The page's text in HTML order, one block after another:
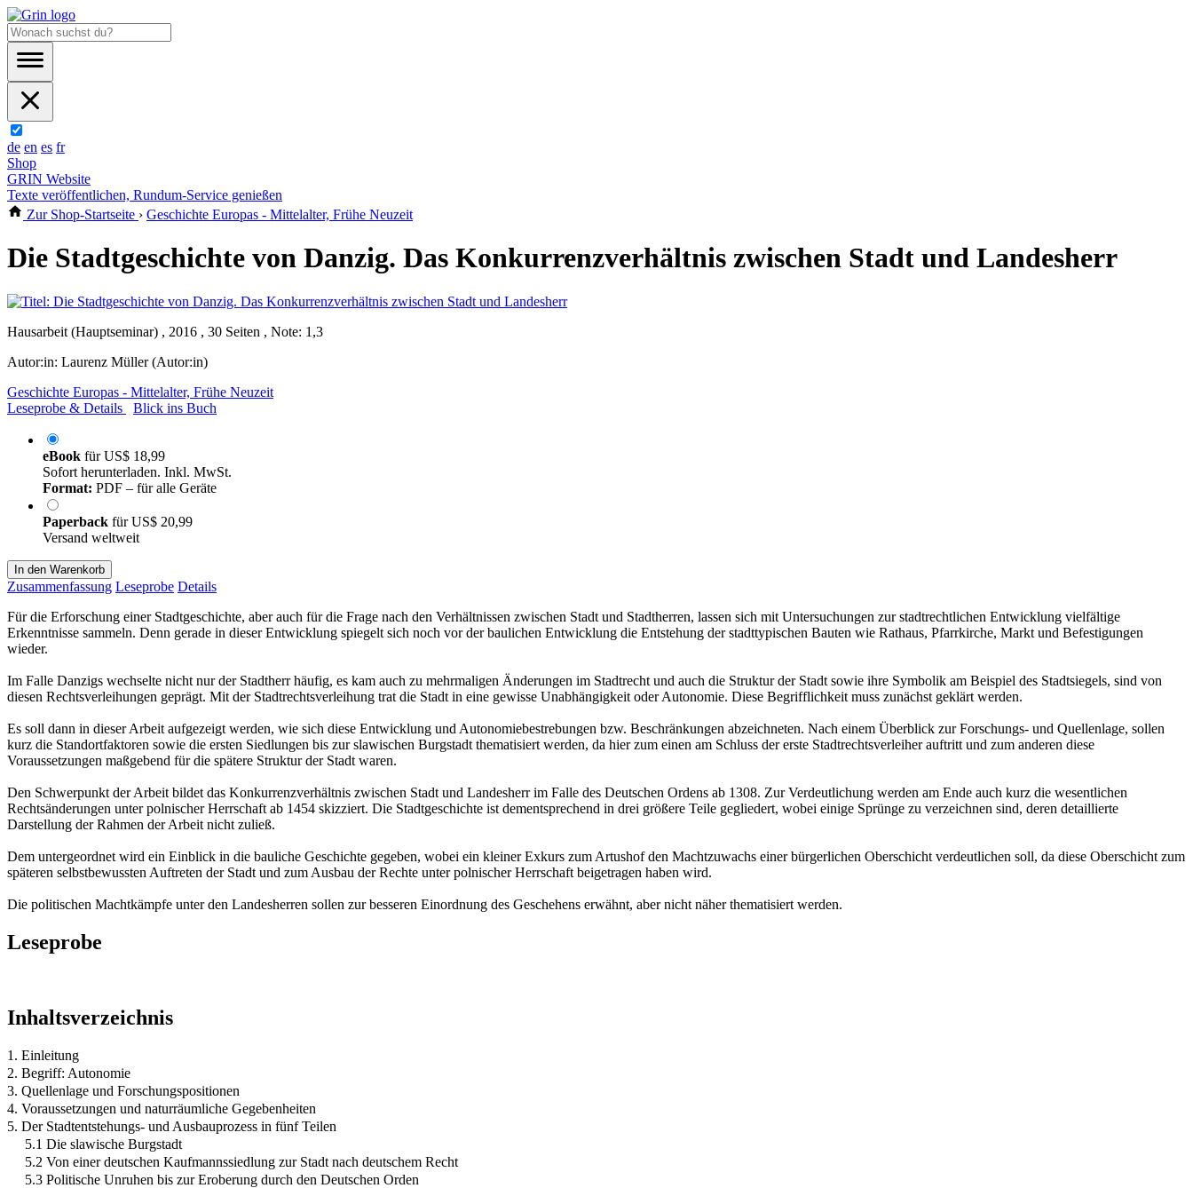
de en es fr
Shop
GRIN Website
Texte veröffentlichen, Rundum-Service genießen
Zur Shop-Startseite › Geschichte Europas - Mittelalter, Frühe Neuzeit
Die Stadtgeschichte von Danzig. Das Konkurrenzverhältnis zwischen Stadt und Landesherr
Hausarbeit (Hauptseminar) , 2016 , 30 Seiten , Note: 1,3
Autor:in: Laurenz Müller (Autor:in)
Geschichte Europas - Mittelalter, Frühe Neuzeit
Leseprobe & Details
Blick ins Buch
eBook fürUS$ 18,99
Sofort herunterladen. Inkl. MwSt.
Format: PDF – für alle Geräte
Paperback fürUS$ 20,99
Versand weltweit
In den Warenkorb
Zusammenfassung Leseprobe Details
Für die Erforschung einer Stadtgeschichte, aber auch für die Frage nach den Verhältnissen zwischen Stadt und Stadtherren, lassen sich mit Untersuchungen zur stadtrechtlichen Entwicklung vielfältige
Erkenntnisse sammeln. Denn gerade in dieser Entwicklung spiegelt sich noch vor der baulichen Entwicklung die Entstehung der stadttypischen Bauten wie Rathaus, Pfarrkirche, Markt und Befestigungen
wieder.
Im Falle Danzigs wechselte nicht nur der Stadtherr häufig, es kam auch zu mehrmaligen Änderungen im Stadtrecht und auch die Struktur der Stadt sowie ihre Symbolik am Beispiel des Stadtsiegels, sind von
diesen Rechtsverleihungen geprägt. Mit der Stadtrechtsverleihung trat die Stadt in eine gewisse Unabhängigkeit oder Autonomie. Diese Begrifflichkeit muss zunächst geklärt werden.
Es soll dann in dieser Arbeit aufgezeigt werden, wie sich diese Entwicklung und Autonomiebestrebungen bzw. Beschränkungen abzeichneten. Nach einem Überblick zur Forschungs- und Quellenlage, sollen
kurz die Standortfaktoren sowie die ersten Siedlungen bis zur slawischen Burgstadt thematisiert werden, da hier zum einen am Schluss der erste Stadtrechtsverleiher auftritt und zum anderen diese
Voraussetzungen maßgebend für die spätere Struktur der Stadt waren.
Den Schwerpunkt der Arbeit bildet das Konkurrenzverhältnis zwischen Stadt und Landesherr im Falle des Deutschen Ordens ab 1308. Zur Verdeutlichung werden am Ende auch kurz die wesentlichen
Rechtsänderungen unter polnischer Herrschaft ab 1454 skizziert. Die Stadtgeschichte ist dementsprechend in drei größere Teile gegliedert, wobei einige Sprünge zu verzeichnen sind, deren detaillierte
Darstellung der Rahmen der Arbeit nicht zuließ.
Dem untergeordnet wird ein Einblick in die bauliche Geschichte gegeben, wobei ein kleiner Exkurs zum Artushof den Machtzuwachs einer bürgerlichen Oberschicht verdeutlichen soll, da diese Oberschicht zum
späteren selbstbewussten Auftreten der Stadt und zum Ausbau der Rechte unter polnischer Herrschaft beigetragen haben wird.
Die politischen Machtkämpfe unter den Landesherren sollen zur besseren Einordnung des Geschehens erwähnt, aber nicht näher thematisiert werden.
Leseprobe
Inhaltsverzeichnis
1. Einleitung
2. Begriff: Autonomie
3. Quellenlage und Forschungspositionen
4. Voraussetzungen und naturräumliche Gegebenheiten
5. Der Stadtentstehungs- und Ausbauprozess in fünf Teilen
5.1 Die slawische Burgstadt
5.2 Von einer deutschen Kaufmannssiedlung zur Stadt nach deutschem Recht
5.3 Politische Unruhen bis zur Eroberung durch den Deutschen Orden